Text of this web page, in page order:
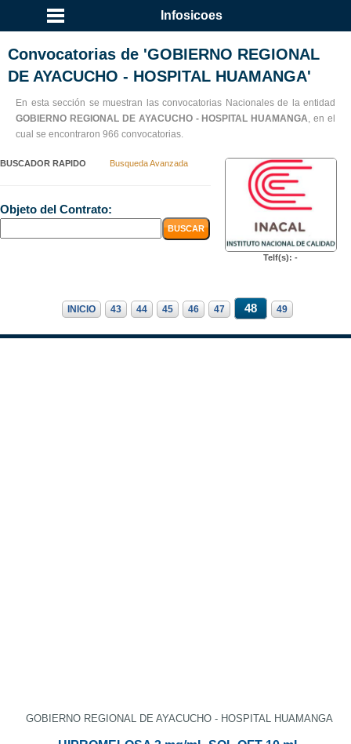
Infosicoes
Convocatorias de 'GOBIERNO REGIONAL
DE AYACUCHO - HOSPITAL HUAMANGA'
En esta sección se muestran las convocatorias Nacionales de la entidad
GOBIERNO REGIONAL DE AYACUCHO - HOSPITAL HUAMANGA, en el
cual se encontraron 966 convocatorias.
BUSCADOR RAPIDO Busqueda Avanzada
Objeto del Contrato:
Telf(s): -
INICIO 43 44 45 46 47 48 49
GOBIERNO REGIONAL DE AYACUCHO - HOSPITAL HUAMANGA